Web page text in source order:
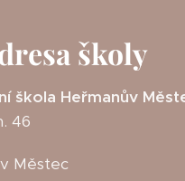
školy
škola Heřmanův
46
Městec